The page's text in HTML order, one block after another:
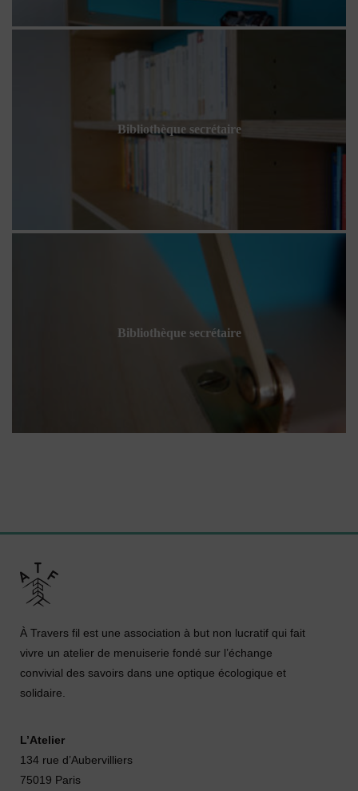
Bibliothèque secrétaire
Bibliothèque secrétaire
À Travers fil est une association à but non lucratif qui fait
vivre un atelier de menuiserie fondé sur l’échange
convivial des savoirs dans une optique écologique et
solidaire.
L’Atelier
134 rue d’Aubervilliers
75019 Paris